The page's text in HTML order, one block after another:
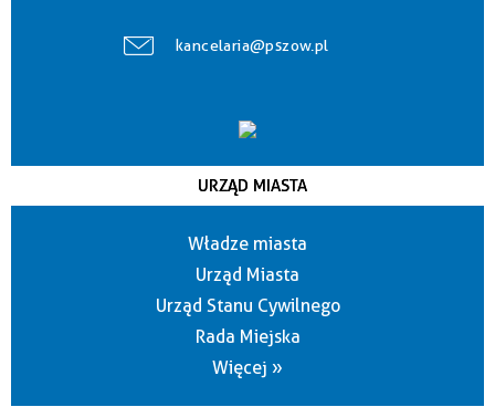
kancelaria@pszow.pl
URZĄD MIASTA
Władze miasta
Urząd Miasta
Urząd Stanu Cywilnego
Rada Miejska
Więcej »